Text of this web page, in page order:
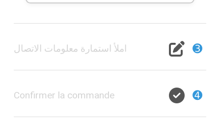
➌ املأ استمارة معلومات الاتصال
➍
Confirmer la commande